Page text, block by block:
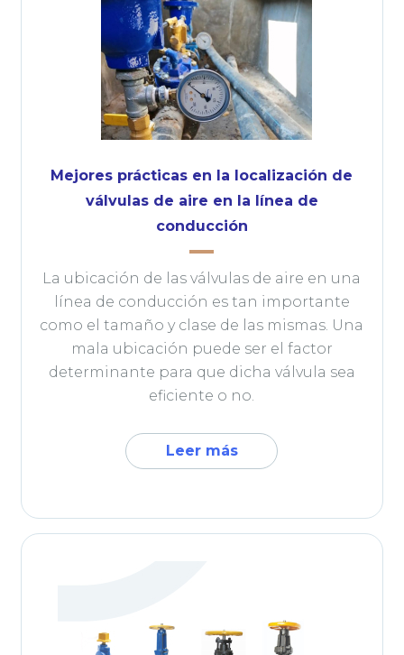
Mejores prácticas en la localización de
válvulas de aire en la línea de
conducción
La ubicación de las válvulas de aire en una
línea de conducción es tan importante
como el tamaño y clase de las mismas. Una
mala ubicación puede ser el factor
determinante para que dicha válvula sea
eficiente o no.
Leer más